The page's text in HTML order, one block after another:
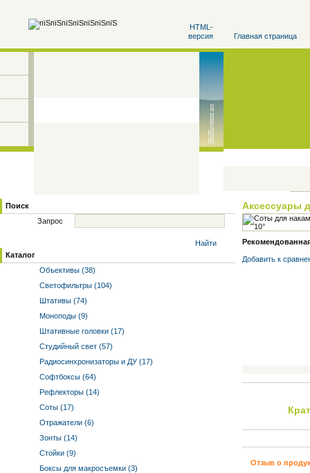
HTML-
версия
Главная страница
Поиск
Запрос
Найти
Каталог
Объективы (38)
Светофильтры (104)
Штативы (74)
Моноподы (9)
Штативные головки (17)
Студийный свет (57)
Радиосинхронизаторы и ДУ (17)
Софтбоксы (64)
Рефлекторы (14)
Соты (17)
Отражатели (6)
Зонты (14)
Стойки (9)
Боксы для макросъемки (3)
Аксессуары
Добавить к
Отзыв о